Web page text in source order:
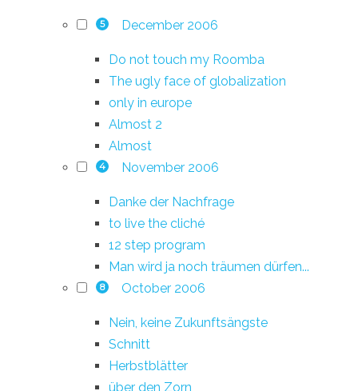
5 December 2006
Do not touch my Roomba
The ugly face of globalization
only in europe
Almost 2
Almost
4 November 2006
Danke der Nachfrage
to live the cliché
12 step program
Man wird ja noch träumen dürfen...
8 October 2006
Nein, keine Zukunftsängste
Schnitt
Herbstblätter
über den Zorn